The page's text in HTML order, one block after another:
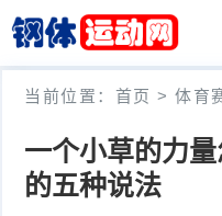
首
页
体
当前位置： 首页 >体育
一个小草的力
的五种说法